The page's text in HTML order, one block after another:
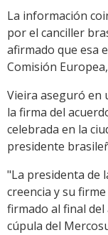
La información
por el canciller
afirmado que esa
Comisión
Vieira aseguró en
la firma del
celebrada en la
presidente
"La presidenta de
creencia y su
firmado al final del
cúpula del